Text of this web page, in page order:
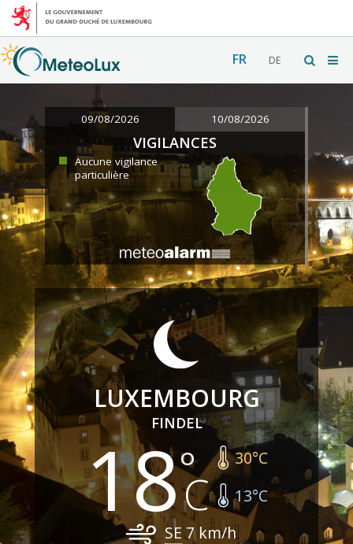
FR DE
09/08/2026 10/08/2026
VIGILANCES
Aucune vigilance
particulière
LUXEMBOURG
FINDEL
18 30°C
13°C
SE7km/h